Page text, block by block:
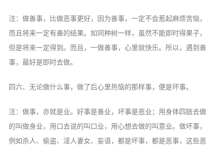
注：做善事，比做恶事更好，因为善事，一定不会惹起麻烦苦恼，
而且将来一定有善的结果。如同种树一样，虽然不能即时得果子，
但是将来一定得到。而且，一做善事，心里就快乐。所以，遇到善
事，最好是即时去做。
四六、无论做什么事，做了后心里热恼的那样事，便是坏事。
注：做事，亦就是业。好事是善业，坏事是恶业；用身体四肢去做
的叫做身业，用口去说的叫口业，用心想去做的叫意业。做坏事，
例如杀人、偷盗、淫人妻女、妄语，都是坏事，都是恶事，这些恶